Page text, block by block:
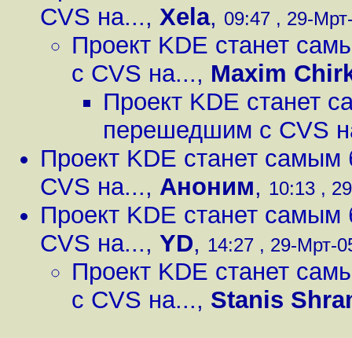
CVS на..., Xela, 09:47 , 29-
Проект KDE станет
с CVS на..., Maxim
Проект KDE станет
перешедшим с CVS
Проект KDE станет
CVS на..., Аноним, 10:13 ,
Проект KDE станет
CVS на..., YD, 14:27 , 29-Мрт-
Проект KDE станет
с CVS на..., Stanis